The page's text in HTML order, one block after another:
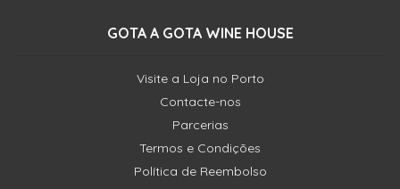
GOTA A GOTA WINE HOUSE
Visite a Loja no Porto
Contacte-nos
Parcerias
Termos e Condições
Política de Reembolso